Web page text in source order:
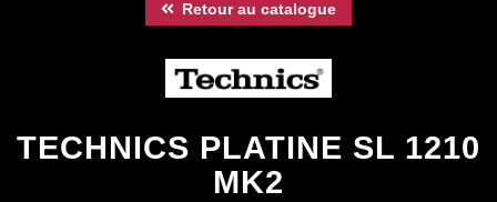
Retour au catalogue
TECHNICS PLATINE SL 1210
MK2